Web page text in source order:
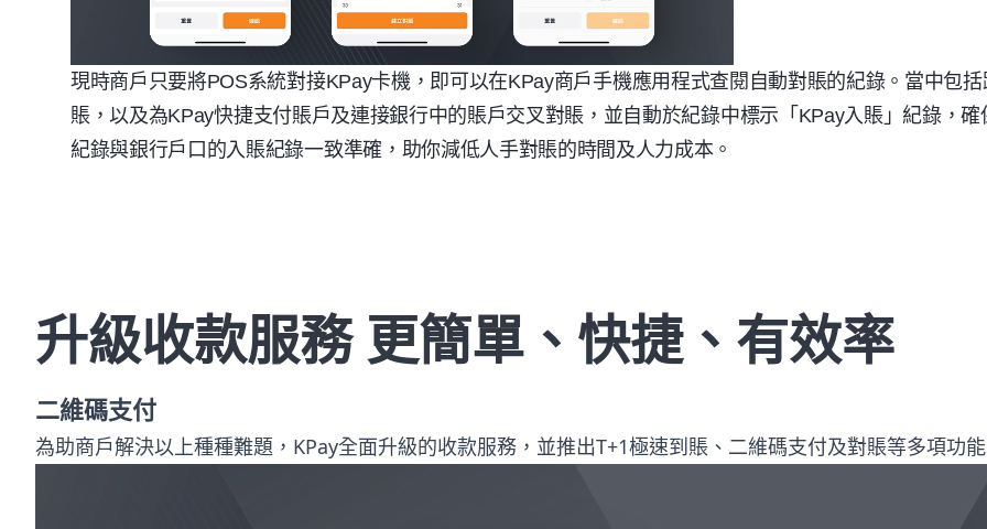
現時商戶只要將POS系統對接KPay卡機，即可以在KPay商戶手機應用程式查閱自動對賬的紀錄。當中包括
賬，以及為KPay快捷支付賬戶及連接銀行中的賬戶交叉對賬，並自動於紀錄中標示「 KPay入賬」紀錄，確
紀錄與銀行戶口的入賬紀錄一致準確，助你減低人手對賬的時間及人力成本。
升級收款服務 更簡單、快捷、有效率
二維碼支付
為助商戶解決以上種種難題，KPay全面升級的收款服務，並推出T+1極速到賬、二維碼支付及對賬等多項功能